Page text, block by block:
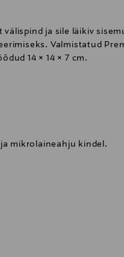
ja sile läikiv
Valmistatud
14 × 14 × 7 cm.
mikrolaineahju kindel.